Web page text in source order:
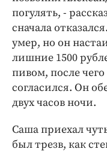
погулять, -
сначала
умер, но он
лишние 1500
пивом, после
согласился. Он
двух часов ночи.
Саша приехал
был трезв, как